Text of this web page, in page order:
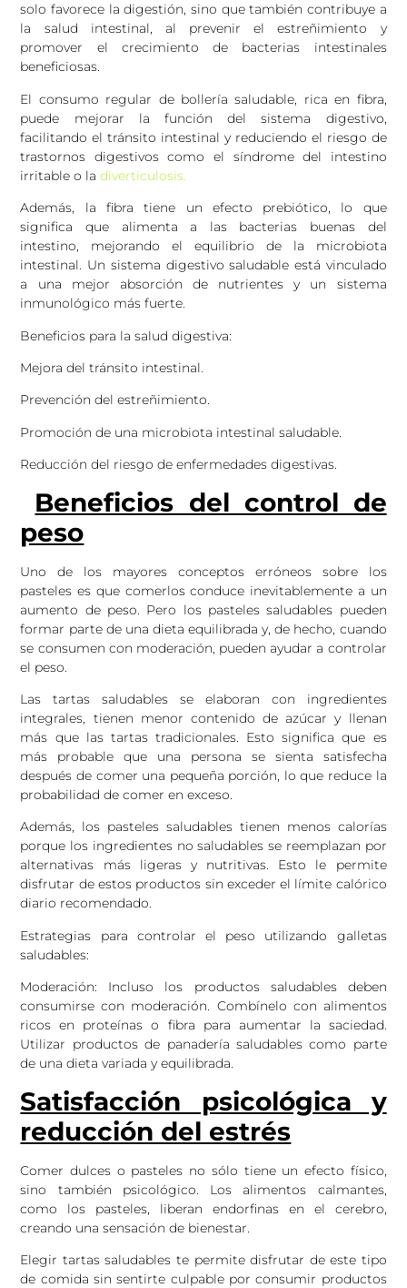
solo favorece la digestión, sino que también contribuye a
la salud intestinal, al prevenir el estreñimiento y
promover el crecimiento de bacterias intestinales
beneficiosas.
El consumo regular de bollería saludable, rica en fibra,
puede mejorar la función del sistema digestivo,
facilitando el tránsito intestinal y reduciendo el riesgo de
trastornos digestivos como el síndrome del intestino
irritable o ladiverticulosis.
Además, la fibra tiene un efecto prebiótico, lo que
significa que alimenta a las bacterias buenas del
intestino, mejorando el equilibrio de la microbiota
intestinal. Un sistema digestivo saludable está vinculado
a una mejor absorción de nutrientes y un sistema
inmunológico más fuerte.
Beneficios para la salud digestiva:
Mejora del tránsito intestinal.
Prevención del estreñimiento.
Promoción de una microbiota intestinal saludable.
Reducción del riesgo de enfermedades digestivas.
Beneficios del control de
peso
Uno de los mayores conceptos erróneos sobre los
pasteles es que comerlos conduce inevitablemente a un
aumento de peso. Pero los pasteles saludables pueden
formar parte de una dieta equilibrada y, de hecho, cuando
se consumen con moderación, pueden ayudar a controlar
el peso.
Las tartas saludables se elaboran con ingredientes
integrales, tienen menor contenido de azúcar y llenan
más que las tartas tradicionales. Esto significa que es
más probable que una persona se sienta satisfecha
después de comer una pequeña porción, lo que reduce la
probabilidad de comer en exceso.
Además, los pasteles saludables tienen menos calorías
porque los ingredientes no saludables se reemplazan por
alternativas más ligeras y nutritivas. Esto le permite
disfrutar de estos productos sin exceder el límite calórico
diario recomendado.
Estrategias para controlar el peso utilizando galletas
saludables:
Moderación: Incluso los productos saludables deben
consumirse con moderación. Combínelo con alimentos
ricos en proteínas o fibra para aumentar la saciedad.
Utilizar productos de panadería saludables como parte
de una dieta variada y equilibrada.
Satisfacción psicológica y
reducción del estrés
Comer dulces o pasteles no sólo tiene un efecto físico,
sino también psicológico. Los alimentos calmantes,
como los pasteles, liberan endorfinas en el cerebro,
creando una sensación de bienestar.
Elegir tartas saludables te permite disfrutar de este tipo
de comida sin sentirte culpable por consumir productos